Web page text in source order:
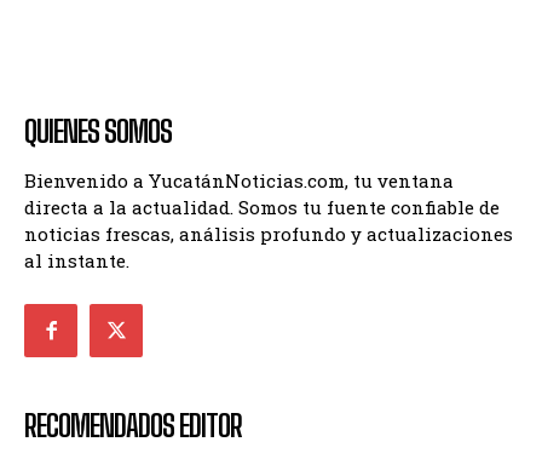
QUIENES SOMOS
Bienvenido a YucatánNoticias.com, tu ventana
directa a la actualidad. Somos tu fuente confiable de
noticias frescas, análisis profundo y actualizaciones
al instante.
RECOMENDADOS EDITOR